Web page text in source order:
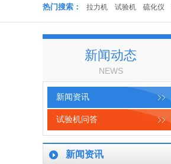
热门搜索： 拉力机 试验机 硫化仪
新闻动态
NEWS
新闻资讯
试验机问答
新闻资讯
20T30T拉力机FR-100C电脑伺服拉力
机